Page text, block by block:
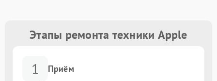
Этапы ремонта техники Apple
1 Приём